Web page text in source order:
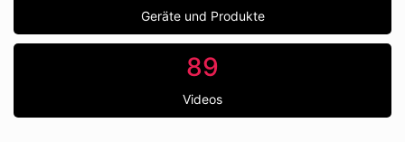
Geräte und Produkte
89
Videos